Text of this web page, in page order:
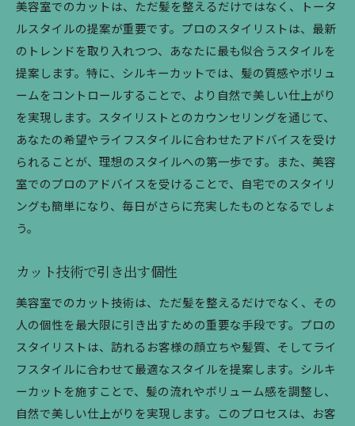
シルキーカットで実現する理想
美容室のプロが提供する特別な時間
シルキーカットで日常を変える
美容室で体感する新たな魅力
美容室でのシルキーカット技術を楽しむ
プロフェッショナルが魅せる技
美容室で特別なカットを体験
シルキーカットの技術に驚く
美容室で叶える理想の髪型
美容室の技で新たな自分を発見
美容室で感じるプロの技
シルキーカットで毎日が変わる
美容室の技術で魅力を引き出す
プロが提案するシルキーカット
美容室で理想のスタイルを実現
美容室でのカットは、ただ髪を整えるだけではなく、トータ
ルスタイルの提案が重要です。プロのスタイリストは、最新
のトレンドを取り入れつつ、あなたに最も似合うスタイルを
提案します。特に、シルキーカットでは、髪の質感やボリュ
ームをコントロールすることで、より自然で美しい仕上がり
を実現します。スタイリストとのカウンセリングを通じて、
あなたの希望やライフスタイルに合わせたアドバイスを受け
られることが、理想のスタイルへの第一歩です。また、美容
室でのプロのアドバイスを受けることで、自宅でのスタイリ
ングも簡単になり、毎日がさらに充実したものとなるでしょ
う。
カット技術で引き出す個性
美容室でのカット技術は、ただ髪を整えるだけでなく、その
人の個性を最大限に引き出すための重要な手段です。プロの
スタイリストは、訪れるお客様の顔立ちや髪質、そしてライ
フスタイルに合わせて最適なスタイルを提案します。シルキ
ーカットを施すことで、髪の流れやボリューム感を調整し、
自然で美しい仕上がりを実現します。このプロセスは、お客